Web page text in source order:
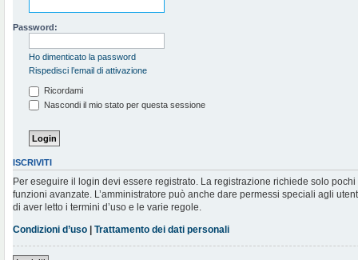
Password:
Ho dimenticato la password
Rispedisci l’email di attivazione
Ricordami
Nascondi il mio stato per questa sessione
ISCRIVITI
Per eseguire il login devi essere registrato. La registrazione richiede solo
funzioni avanzate. L’amministratore può anche dare permessi speciali agli
di aver letto i termini d’uso e le varie regole.
Condizioni d’uso | Trattamento dei dati personali